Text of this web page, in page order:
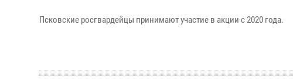
Псковские росгвардейцы принимают участие в акции с 2020 года.